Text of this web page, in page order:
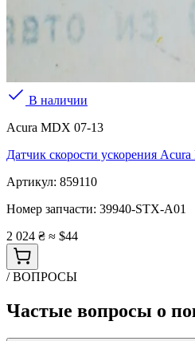
В наличии
Acura MDX 07-13
Датчик скорости ускорения
Артикул: 859110
Номер запчасти: 39940-STX-A01
2 024 ₴ ≈ $44
/ ВОПРОСЫ
Частые вопросы о